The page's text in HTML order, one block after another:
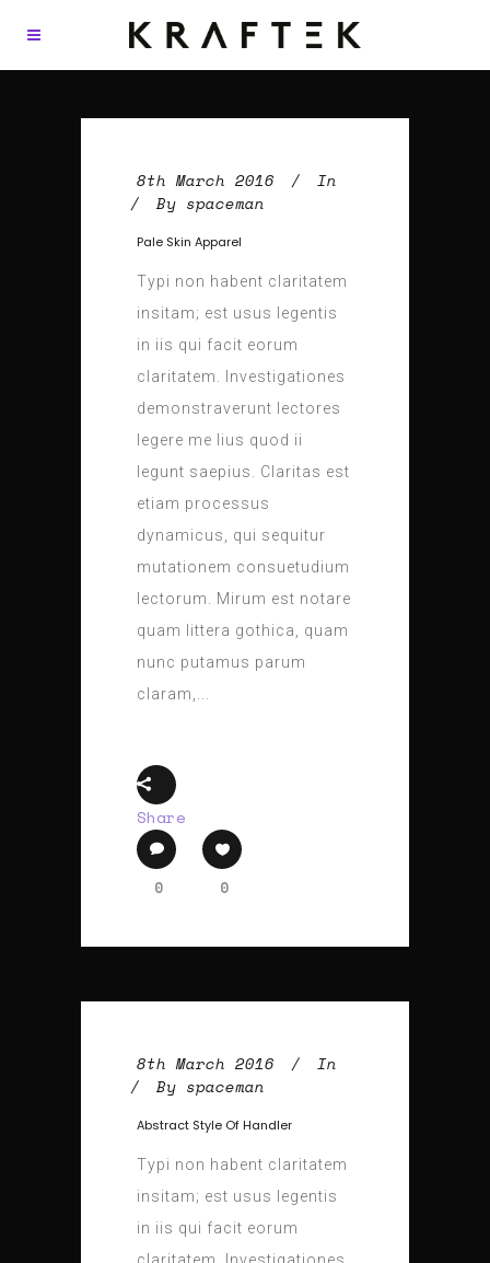
8th March 2016
In
By spaceman
Pale Skin Apparel
Typi non habent claritatem
insitam; est usus legentis
in iis qui facit eorum
claritatem. Investigationes
demonstraverunt lectores
legere me lius quod ii
legunt saepius. Claritas est
etiam processus
dynamicus, qui sequitur
mutationem consuetudium
lectorum. Mirum est notare
quam littera gothica, quam
nunc putamus parum
claram,...
Share
0 0
8th March 2016
In
By spaceman
Abstract Style Of Handler
Typi non habent claritatem
insitam; est usus legentis
in iis qui facit eorum